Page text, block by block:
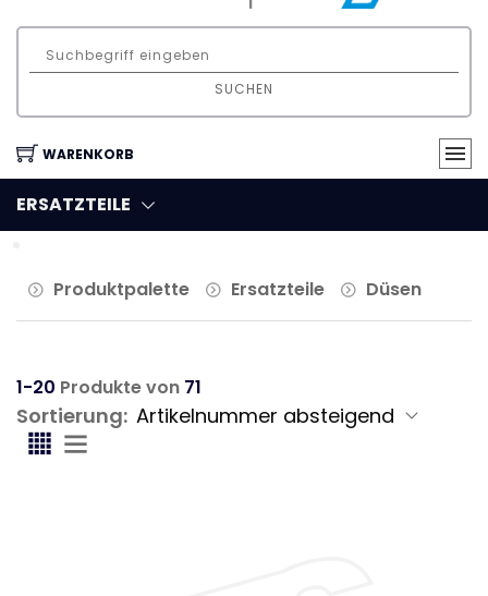
SUCHEN
WARENKORB
ERSATZTEILE
Produktpalette
Ersatzteile Düsen
1-20 Produkte von 71
Sortierung: